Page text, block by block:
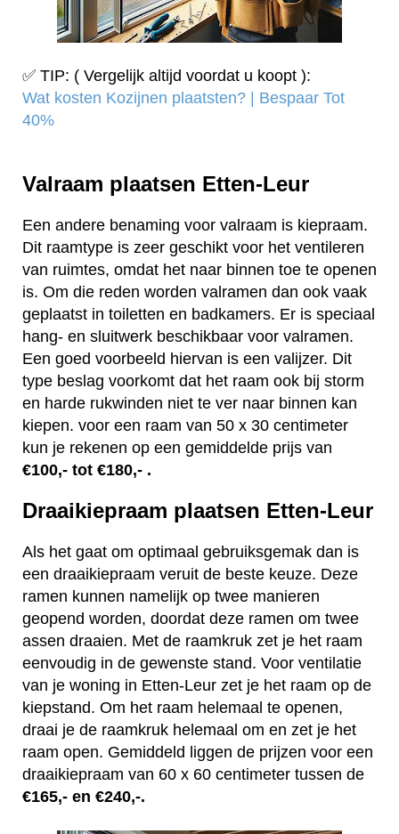
✅ TIP: ( Vergelijk altijd voordat u koopt ):
Wat kosten Kozijnen plaatsten? | Bespaar Tot
40%‎
Valraam plaatsen Etten-Leur
Een andere benaming voor valraam is kiepraam.
Dit raamtype is zeer geschikt voor het ventileren
van ruimtes, omdat het naar binnen toe te openen
is. Om die reden worden valramen dan ook vaak
geplaatst in toiletten en badkamers. Er is speciaal
hang- en sluitwerk beschikbaar voor valramen.
Een goed voorbeeld hiervan is een valijzer. Dit
type beslag voorkomt dat het raam ook bij storm
en harde rukwinden niet te ver naar binnen kan
kiepen. voor een raam van 50 x 30 centimeter
kun je rekenen op een gemiddelde prijs van
€100,- tot €180,- .
Draaikiepraam plaatsen Etten-Leur
Als het gaat om optimaal gebruiksgemak dan is
een draaikiepraam veruit de beste keuze. Deze
ramen kunnen namelijk op twee manieren
geopend worden, doordat deze ramen om twee
assen draaien. Met de raamkruk zet je het raam
eenvoudig in de gewenste stand. Voor ventilatie
van je woning in Etten-Leur zet je het raam op de
kiepstand. Om het raam helemaal te openen,
draai je de raamkruk helemaal om en zet je het
raam open. Gemiddeld liggen de prijzen voor een
draaikiepraam van 60 x 60 centimeter tussen de
€165,- en €240,-.